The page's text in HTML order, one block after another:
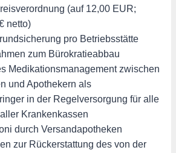
(auf 12,00 EUR;
netto)
pro Betriebsstätte
zum Bürokratieabbau
Medikationsmanagement zwischen
und Apothekern als
in der Regelversorgung für alle
Krankenkassen
durch Versandapotheken
zur Rückerstattung des von der